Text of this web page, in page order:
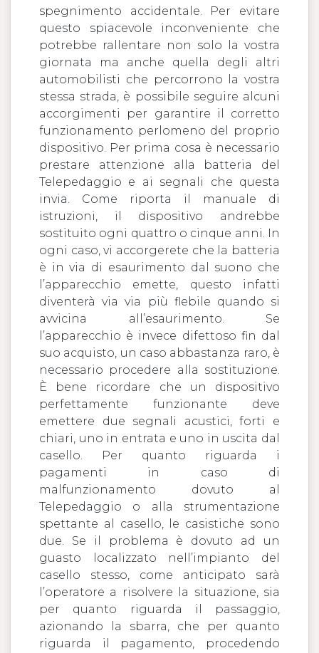
spegnimento accidentale. Per evitare
questo spiacevole inconveniente che
potrebbe rallentare non solo la vostra
giornata ma anche quella degli altri
automobilisti che percorrono la vostra
stessa strada, è possibile seguire alcuni
accorgimenti per garantire il corretto
funzionamento perlomeno del proprio
dispositivo. Per prima cosa è necessario
prestare attenzione alla batteria del
Telepedaggio e ai segnali che questa
invia. Come riporta il manuale di
istruzioni, il dispositivo andrebbe
sostituito ogni quattro o cinque anni. In
ogni caso, vi accorgerete che la batteria
è in via di esaurimento dal suono che
l’apparecchio emette, questo infatti
diventerà via via più flebile quando si
avvicina all’esaurimento. Se
l’apparecchio è invece difettoso fin dal
suo acquisto, un caso abbastanza raro, è
necessario procedere alla sostituzione.
È bene ricordare che un dispositivo
perfettamente funzionante deve
emettere due segnali acustici, forti e
chiari, uno in entrata e uno in uscita dal
casello. Per quanto riguarda i
pagamenti in caso di
malfunzionamento dovuto al
Telepedaggio o alla strumentazione
spettante al casello, le casistiche sono
due. Se il problema è dovuto ad un
guasto localizzato nell’impianto del
casello stesso, come anticipato sarà
l’operatore a risolvere la situazione, sia
per quanto riguarda il passaggio,
azionando la sbarra, che per quanto
riguarda il pagamento, procedendo